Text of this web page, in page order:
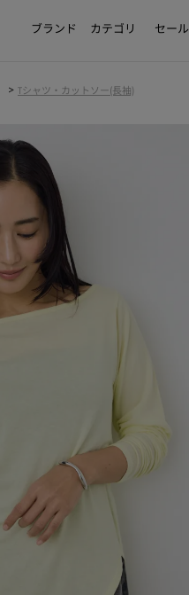
ブランド カテゴリ セール
> Tシャツ・カットソー(長袖)